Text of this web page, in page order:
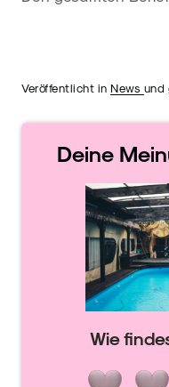
Veröffentlicht in News und
Deine
Wie